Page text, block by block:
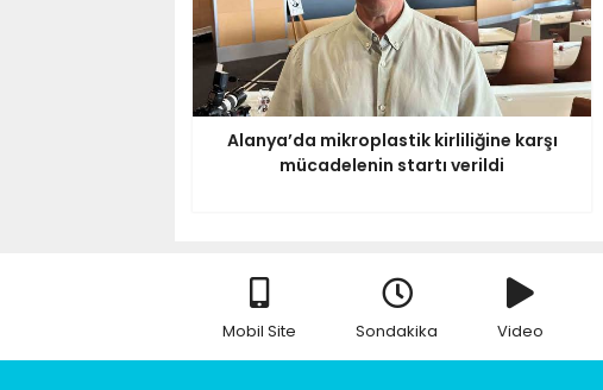
Alanya’da mikroplastik kirliliğine karşı
mücadelenin startı verildi
Mobil Site Sondakika Video